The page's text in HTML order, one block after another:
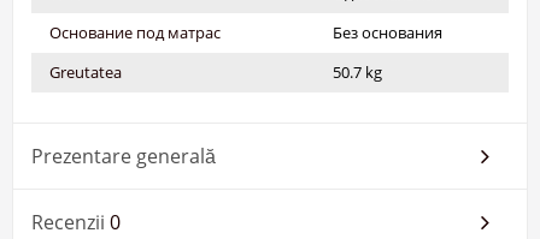
Основание под матрас
Без основания
Greutatea
50.7 kg
Prezentare generală
Recenzii 0